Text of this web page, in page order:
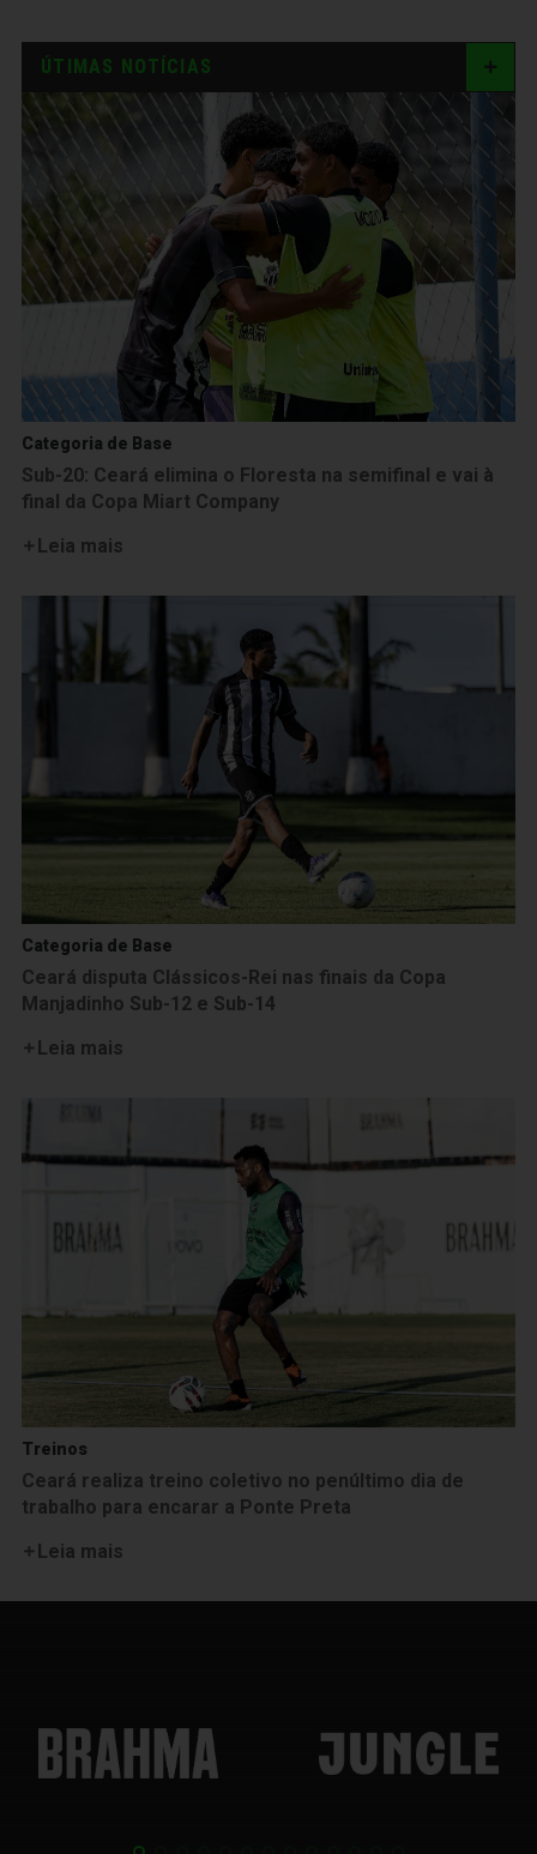
ÚTIMAS NOTÍCIAS
Categoria de Base
Sub-20: Ceará elimina o Floresta na semifinal e vai à
final da Copa Miart Company
Leia mais
Categoria de Base
Ceará disputa Clássicos-Rei nas finais da Copa
Manjadinho Sub-12 e Sub-14
Leia mais
Treinos
Ceará realiza treino coletivo no penúltimo dia de
trabalho para encarar a Ponte Preta
Leia mais